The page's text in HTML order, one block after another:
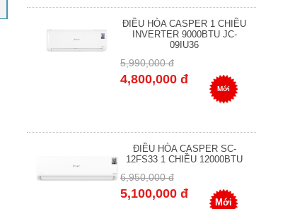
ĐIỀU HÒA CASPER 1 CHIỀU
INVERTER 9000BTU JC-
09IU36
5,990,000 đ
4,800,000 đ
Mới
ĐIỀU HÒA CASPER SC-
12FS33 1 CHIỀU 12000BTU
6,950,000 đ
5,100,000 đ
Mới